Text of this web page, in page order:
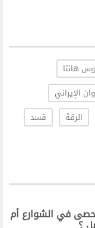
هانتا
الإيراني
الرقة
قسد
في الشوارع أم